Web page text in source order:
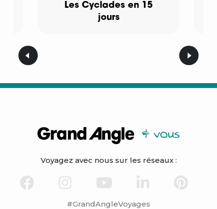
Les Cyclades en 15
jours
Voyagez avec nous sur les réseaux :
#GrandAngleVoyages